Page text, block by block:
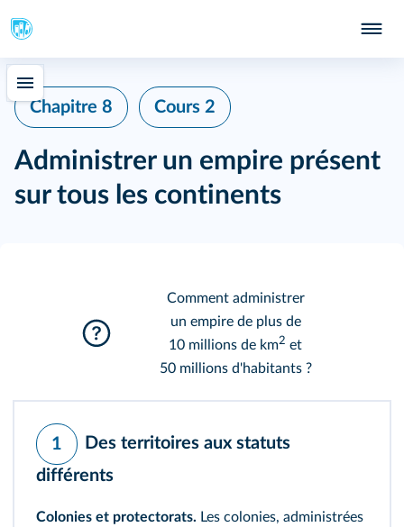
Chapitre 8 Cours 2
Administrer un empire présent
sur tous les continents
Comment administrer
un empire de plus de
10 millions de km2 et
50 millions d'habitants ?
1
Des territoires aux statuts
différents
Colonies et protectorats. Les colonies, administrées